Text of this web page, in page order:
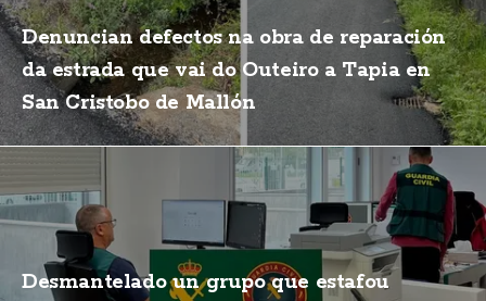
Denuncian defectos na obra de reparación
da estrada que vai do Outeiro a Tapia en
San Cristobo de Mallón
Desmantelado un grupo que estafou